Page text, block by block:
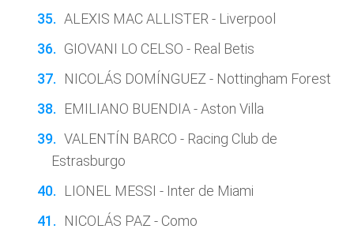
ALEXIS MAC ALLISTER - Liverpool
GIOVANI LO CELSO - Real Betis
NICOLÁS DOMÍNGUEZ - Nottingham Forest
EMILIANO BUENDIA - Aston Villa
VALENTÍN BARCO - Racing Club de
Estrasburgo
LIONEL MESSI - Inter de Miami
NICOLÁS PAZ - Como